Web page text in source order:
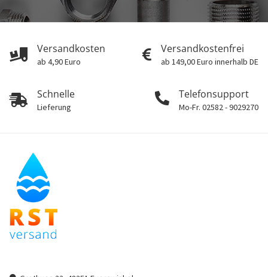
Versandkosten
ab 4,90 Euro
Versandkostenfrei
ab 149,00 Euro innerhalb DE
Schnelle
Lieferung
Telefonsupport
Mo-Fr. 02582 - 9029270